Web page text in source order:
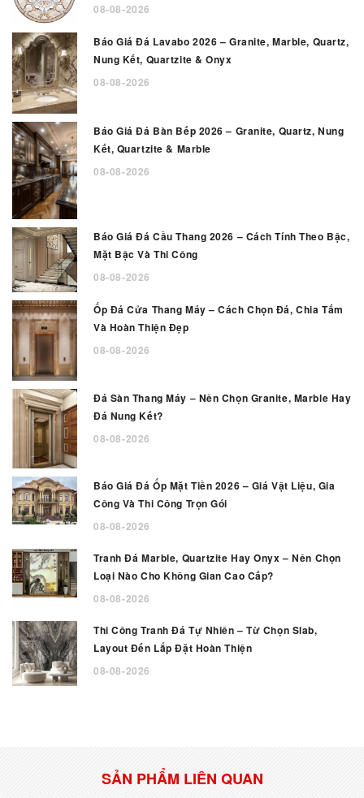
08-08-2026
Báo Giá Đá Lavabo 2026 – Granite, Marble, Quartz,
Nung Kết, Quartzite & Onyx
08-08-2026
Báo Giá Đá Bàn Bếp 2026 – Granite, Quartz, Nung
Kết, Quartzite & Marble
08-08-2026
Báo Giá Đá Cầu Thang 2026 – Cách Tính Theo Bậc,
Mặt Bậc Và Thi Công
08-08-2026
Ốp Đá Cửa Thang Máy – Cách Chọn Đá, Chia Tấm
Và Hoàn Thiện Đẹp
08-08-2026
Đá Sàn Thang Máy – Nên Chọn Granite, Marble Hay
Đá Nung Kết?
08-08-2026
Báo Giá Đá Ốp Mặt Tiền 2026 – Giá Vật Liệu, Gia
Công Và Thi Công Trọn Gói
08-08-2026
Tranh Đá Marble, Quartzite Hay Onyx – Nên Chọn
Loại Nào Cho Không Gian Cao Cấp?
08-08-2026
Thi Công Tranh Đá Tự Nhiên – Từ Chọn Slab,
Layout Đến Lắp Đặt Hoàn Thiện
08-08-2026
SẢN PHẨM LIÊN QUAN